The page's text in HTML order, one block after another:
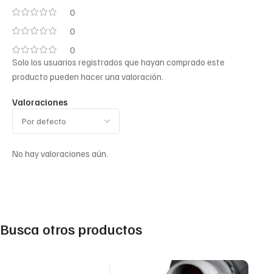
0
0
0
Valoraciones
No hay valoraciones aún.
Solo los usuarios registrados que hayan comprado este
producto pueden hacer una valoración.
Busca otros productos